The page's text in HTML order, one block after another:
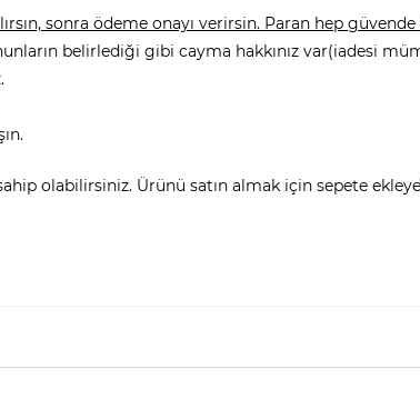
sonra ödeme onayı verirsin. Paran hep güvende
belirlediği gibi cayma hakkınız var(iadesi
olabilirsiniz. Ürünü satın almak için sepete